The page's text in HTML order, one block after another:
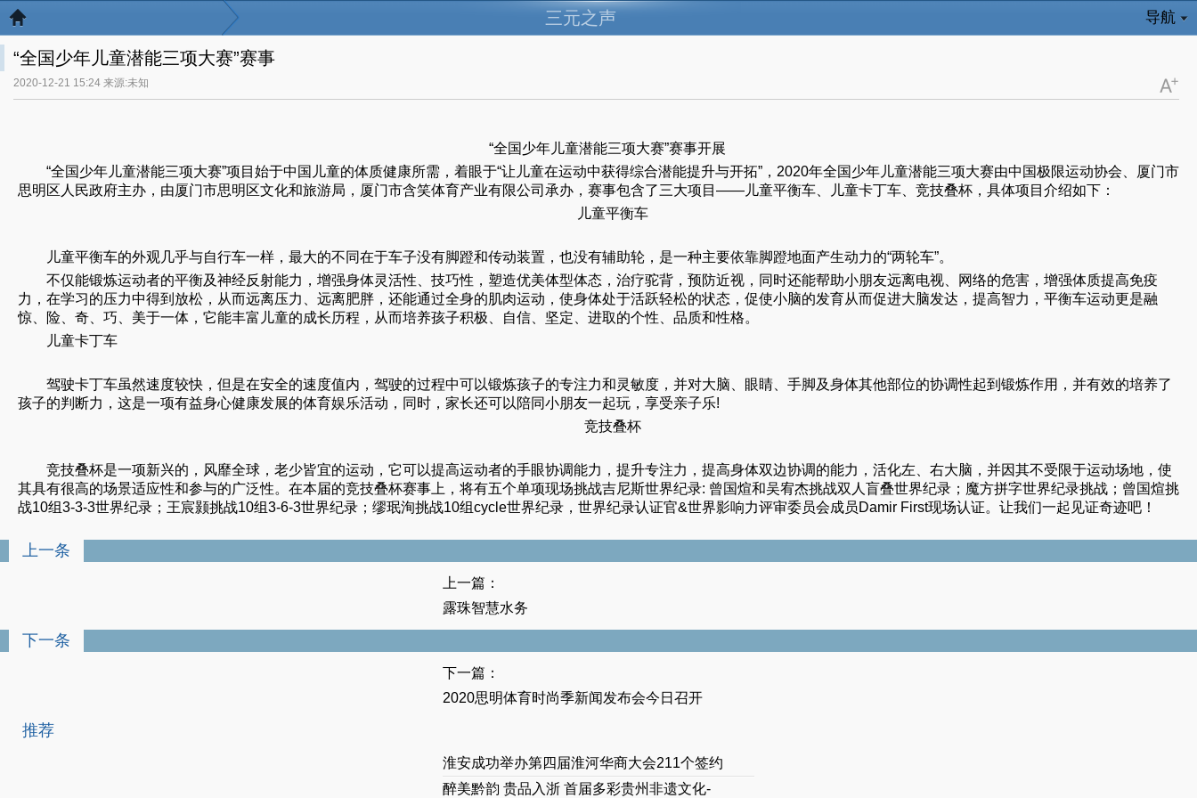
三元之声 导航
“全国少年儿童潜能三项大赛”赛事
2020-12-21 15:24 来源:未知
“全国少年儿童潜能三项大赛”赛事开展
“全国少年儿童潜能三项大赛”项目始于中国儿童的体质健康所需，着眼于“让儿童在运动中获得综合潜能提升与开拓”，2020年全国少年儿童潜能三项大赛由中国极限运动协会、厦门市
思明区人民政府主办，由厦门市思明区文化和旅游局，厦门市含笑体育产业有限公司承办，赛事包含了三大项目——儿童平衡车、儿童卡丁车、竞技叠杯，具体项目介绍如下：
儿童平衡车
儿童平衡车的外观几乎与自行车一样，最大的不同在于车子没有脚蹬和传动装置，也没有辅助轮，是一种主要依靠脚蹬地面产生动力的“两轮车”。
不仅能锻炼运动者的平衡及神经反射能力，增强身体灵活性、技巧性，塑造优美体型体态，治疗驼背，预防近视，同时还能帮助小朋友远离电视、网络的危害，增强体质提高免疫
力，在学习的压力中得到放松，从而远离压力、远离肥胖，还能通过全身的肌肉运动，使身体处于活跃轻松的状态，促使小脑的发育从而促进大脑发达，提高智力，平衡车运动更是融
惊、险、奇、巧、美于一体，它能丰富儿童的成长历程，从而培养孩子积极、自信、坚定、进取的个性、品质和性格。
儿童卡丁车
驾驶卡丁车虽然速度较快，但是在安全的速度值内，驾驶的过程中可以锻炼孩子的专注力和灵敏度，并对大脑、眼睛、手脚及身体其他部位的协调性起到锻炼作用，并有效的培养了
孩子的判断力，这是一项有益身心健康发展的体育娱乐活动，同时，家长还可以陪同小朋友一起玩，享受亲子乐!
竞技叠杯
竞技叠杯是一项新兴的，风靡全球，老少皆宜的运动，它可以提高运动者的手眼协调能力，提升专注力，提高身体双边协调的能力，活化左、右大脑，并因其不受限于运动场地，使
其具有很高的场景适应性和参与的广泛性。在本届的竞技叠杯赛事上，将有五个单项现场挑战吉尼斯世界纪录: 曾国煊和吴宥杰挑战双人盲叠世界纪录；魔方拼字世界纪录挑战；曾国煊挑
战10组3-3-3世界纪录；王宸颢挑战10组3-6-3世界纪录；缪珉洵挑战10组cycle世界纪录，世界纪录认证官&世界影响力评审委员会成员Damir First现场认证。让我们一起见证奇迹吧！
上一条
上一篇：
露珠智慧水务
下一条
下一篇：
2020思明体育时尚季新闻发布会今日召开
推荐
淮安成功举办第四届淮河华商大会211个签约
醉美黔韵 贵品入浙 首届多彩贵州非遗文化-